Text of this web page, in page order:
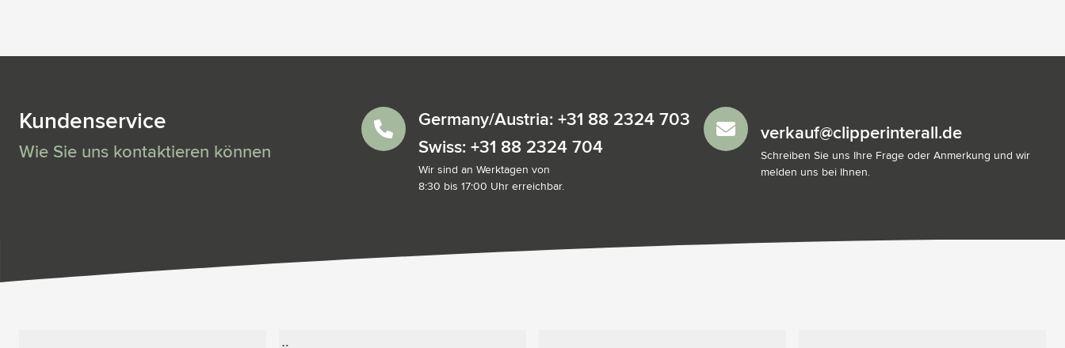
Kundenservice
Wie Sie uns kontaktieren können
Germany/Austria: +31 88 2324 703
Swiss: +31 88 2324 704
Wir sind an Werktagen von
8:30 bis 17:00 Uhr erreichbar.
verkauf@clipperinterall.de
Schreiben Sie uns Ihre Frage oder Anmerkung und wir
melden uns bei Ihnen.